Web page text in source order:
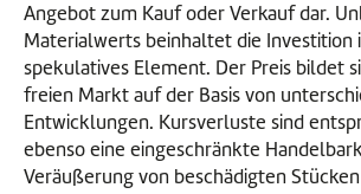
Angebot zum Kauf oder Verkauf dar.
Materialwerts beinhaltet die Investition
spekulatives Element. Der Preis bildet
freien Markt auf der Basis von
Entwicklungen. Kursverluste sind
ebenso eine eingeschränkte
Veräußerung von beschädigten